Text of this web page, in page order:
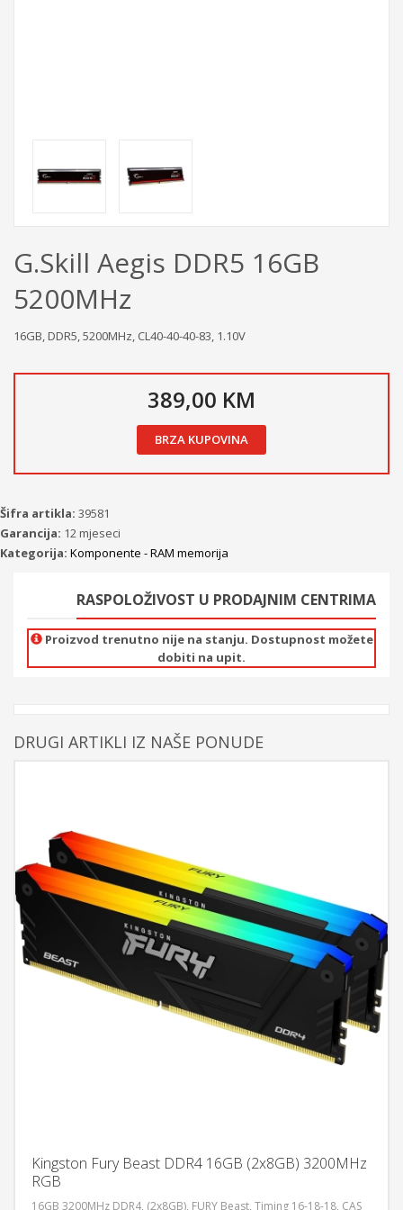
G.Skill Aegis DDR5 16GB
5200MHz
16GB, DDR5, 5200MHz, CL40-40-40-83, 1.10V
389,00 KM
BRZA KUPOVINA
Šifra artikla: 39581
Garancija: 12 mjeseci
Kategorija: Komponente - RAM memorija
RASPOLOŽIVOST U PRODAJNIM CENTRIMA
Proizvod trenutno nije na stanju. Dostupnost možete
dobiti na upit.
DRUGI ARTIKLI IZ NAŠE PONUDE
Kingston Fury Beast DDR4 16GB (2x8GB) 3200MHz
RGB
16GB 3200MHz DDR4, (2x8GB), FURY Beast, Timing 16-18-18, CAS